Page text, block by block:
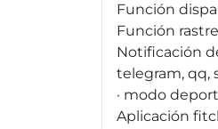
Función
Función
Notificación
telegram, qq,
· modo
Aplicación